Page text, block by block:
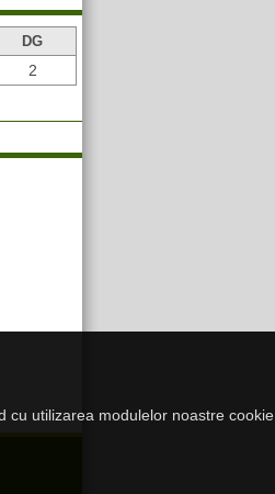
DG
2
cu utilizarea modulelor noastre